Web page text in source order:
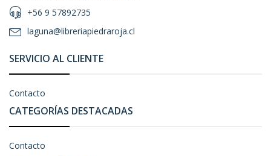
+56 9 57892735
laguna@libreriapiedraroja.cl
SERVICIO AL CLIENTE
Contacto
CATEGORÍAS DESTACADAS
Contacto